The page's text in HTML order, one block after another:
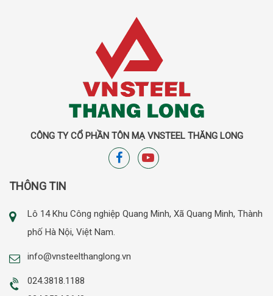
CÔNG TY CỔ PHẦN TÔN MẠ VNSTEEL THĂNG LONG
THÔNG TIN
Lô 14 Khu Công nghiệp Quang Minh, Xã Quang Minh, Thành
phố Hà Nội, Việt Nam.
info@vnsteelthanglong.vn
024.3818.1188